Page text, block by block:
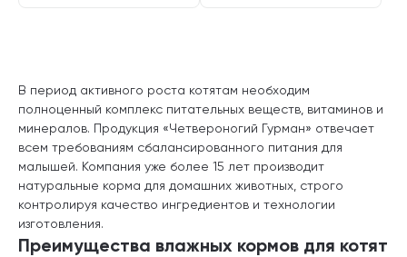
В период активного роста котятам необходим
полноценный комплекс питательных веществ, витаминов и
минералов. Продукция «Четвероногий Гурман» отвечает
всем требованиям сбалансированного питания для
малышей. Компания уже более 15 лет производит
натуральные корма для домашних животных, строго
контролируя качество ингредиентов и технологии
изготовления.
Преимущества влажных кормов для котят